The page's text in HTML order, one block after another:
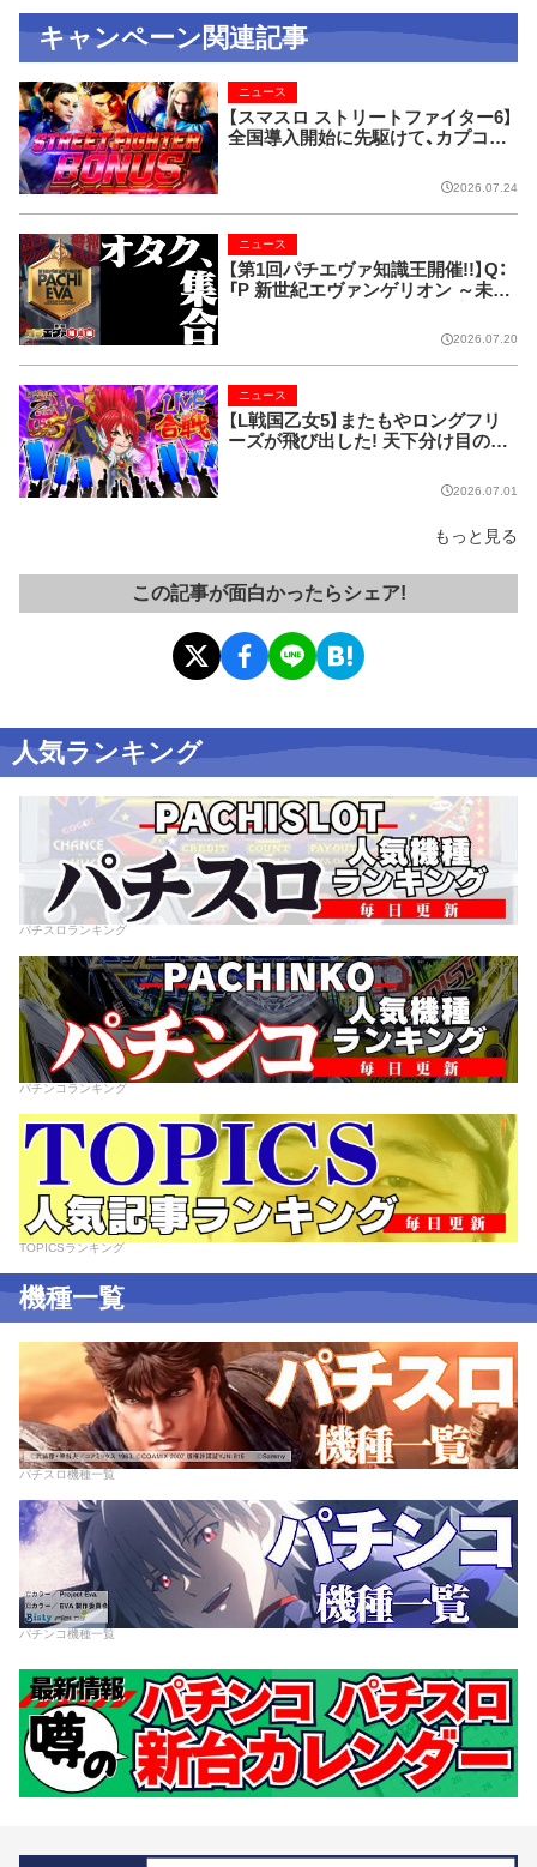
キャンペーン関連記事
【スマスロ ストリートファイター6】
全国導入開始に先駆けて、カプコン
ニュース
2026.07.24
【第1回パチエヴァ知識王開催!!】Q：
「P 新世紀エヴァンゲリオン ～未来
1.あす 2.あした 3.みらい 4.
ニュース
2026.07.20
【L戦国乙女5】またもやロングフリ
ーズが飛び出した! 天下分け目のLI
ニュース
2026.07.01
もっと見る
この記事が面白かったらシェア!
人気ランキング
パチスロランキング
パチンコランキング
TOPICSランキング
機種一覧
パチスロ機種一覧
パチンコ機種一覧